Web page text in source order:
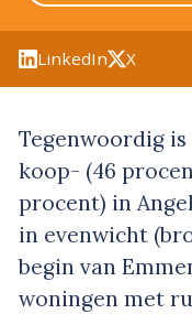
LinkedIn X
Tegenwoordig
koop- (46
procent) in
in evenwicht
begin van
woningen met